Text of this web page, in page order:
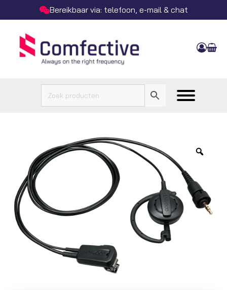
Bereikbaar via: telefoon, e-mail & chat